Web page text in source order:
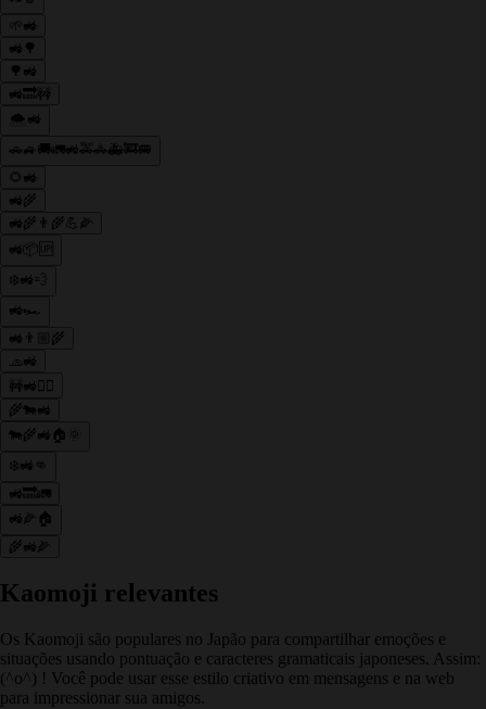
🌱🚜
🚜🌳
🌳🚜
🚜🔜🚧
🌨️🚜
🚗🚙🚚🚛🚜🚕🚓🚑🚒🚐
🌻🚜
🚜🌾
🚜🌾👨‍🌾💪🌽
🚜📦🆙
❄️🚜💨
🚜🏎️
🚜👨🏼‍🌾
🧢🚜
🚧🚜👷‍♂️
🌾🐄🚜
🐄🌾🚜🏠🌞
❄️🚜👊
🚜🔜🚛
🚜🌽🏠
🌾🚜🌽
Kaomoji relevantes
Os Kaomoji são populares no Japão para compartilhar emoções e
situações usando pontuação e caracteres gramaticais japoneses. Assim:
(^o^) ! Você pode usar esse estilo criativo em mensagens e na web
para impressionar sua amigos.